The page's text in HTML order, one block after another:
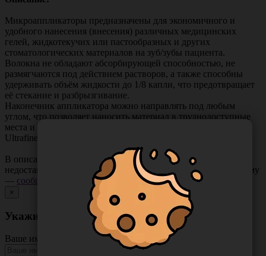
Микроаппликаторы предназначены для экономичного и
удобного нанесения (внесения) различных медицинских
гелей, жидкотекучих или пастообразных и других
стоматологических материалов на зуб/зубы пациента.
Волокна не обладают абсорбирующей способностью, не
размягчаются под действием растворов, а также способны
удерживать объём жидкости до 1/8 капли, что предотвращает
её стекание и разбрызгивание.
Наконечник аппликатора можно направлять под любым
углом, что позволяет наносить материал в труднодоступные
места и выполнять сложные стоматологические операции.
Ultrafine - характеризуются маленьким кончиком/щёточкой.
В описании товара могут иметь место неточности или
недостающая информация. Если вы заметили такую проблему
— сообщите нам
×
Укажите неточность в описании товара
Ваше имя